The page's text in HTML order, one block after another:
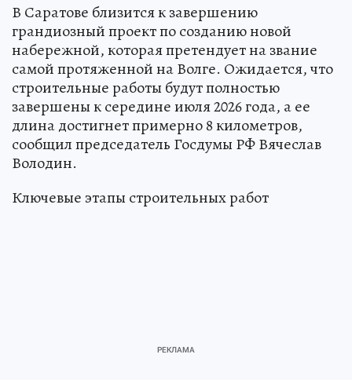
В Саратове близится к завершению
грандиозный проект по созданию новой
набережной, которая претендует на звание
самой протяженной на Волге. Ожидается, что
строительные работы будут полностью
завершены к середине июля 2026 года, а ее
длина достигнет примерно 8 километров,
сообщил председатель Госдумы РФ Вячеслав
Володин.
Ключевые этапы строительных работ